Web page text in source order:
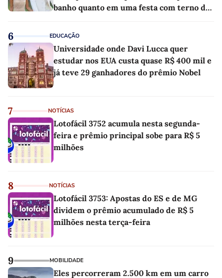
banho quanto em uma festa com terno de
6 EDUCAÇÃO
Universidade onde Davi Lucca quer
estudar nos EUA custa quase R$ 400 mil e
já teve 29 ganhadores do prêmio Nobel
7 NOTÍCIAS
Lotofácil 3752 acumula nesta segunda-
feira e prêmio principal sobe para R$ 5
milhões
8 NOTÍCIAS
Lotofácil 3753: Apostas do ES e de MG
dividem o prêmio acumulado de R$ 5
milhões nesta terça-feira
9 MOBILIDADE
Eles percorreram 2.500 km em um carro